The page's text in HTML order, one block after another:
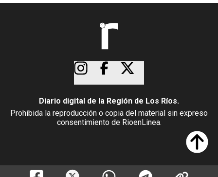
Diario digital de la Región de Los Ríos.
Prohibida la reproducción o copia del material sin expreso
consentimiento de RioenLinea.